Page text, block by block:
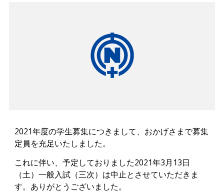
2021年度の学生募集につきまして、おかげさまで募集
定員を充足いたしました。
これに伴い、予定しておりました2021年3月13日
（土）一般入試（三次）は中止とさせていただきま
す。ありがとうございました。